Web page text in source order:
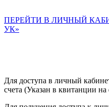
ПЕРЕЙТИ В ЛИЧНЫЙ
УК»
Для доступа в личный
счета (Указан в квитанции на